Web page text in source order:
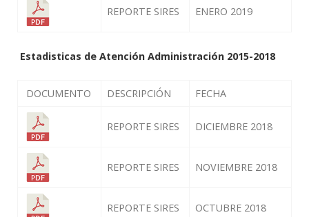
REPORTE SIRES ENERO 2019
Estadisticas de Atención Administración 2015-2018
DOCUMENTO DESCRIPCIÓN FECHA
REPORTE SIRES DICIEMBRE 2018
REPORTE SIRES NOVIEMBRE 2018
REPORTE SIRES OCTUBRE 2018